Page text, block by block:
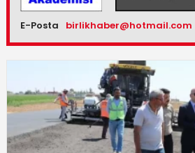
E-Posta birlikhaber@hotmail.com